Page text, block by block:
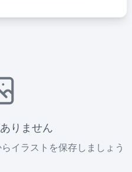
りません
イラストを保存しましょう